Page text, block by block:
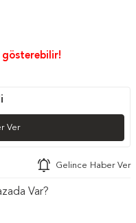
Ver
Gelince Haber Ver
Var?